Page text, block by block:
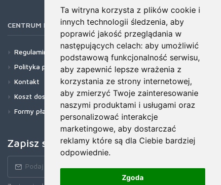
Ta witryna korzysta z plików cookie i
innych technologii śledzenia, aby
poprawić jakość przeglądania w
następujących celach: aby umożliwić
podstawową funkcjonalność serwisu,
aby zapewnić lepsze wrażenia z
korzystania ze strony internetowej,
aby zmierzyć Twoje zainteresowanie
naszymi produktami i usługami oraz
personalizować interakcje
marketingowe, aby dostarczać
reklamy które są dla Ciebie bardziej
odpowiednie.
Zgoda
CENTRUM POMOCY
Regulamin
Polityka prywatności
Kontakt
Koszt dostawy
Formy płatności
Zapisz się do newslettera!